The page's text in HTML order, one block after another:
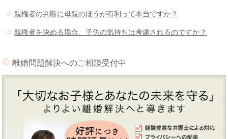
親権者の判断に母親のほうが有利って本当ですか？
親権者を決める場合、子供の気持ちは考慮されるのですか？
離婚問題解決へのご相談受付中